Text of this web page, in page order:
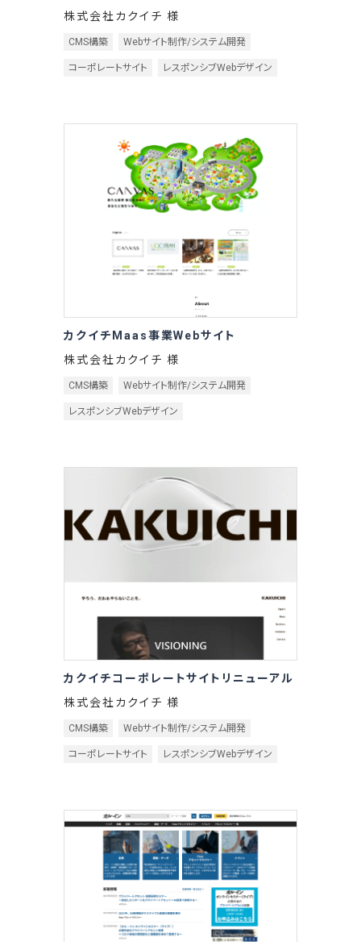
株式会社カクイチ 様
CMS構築 Webサイト制作/システム開発
コーポレートサイト レスポンシブWebデザイン
カクイチMaas事業Webサイト
株式会社カクイチ 様
CMS構築 Webサイト制作/システム開発
レスポンシブWebデザイン
カクイチコーポレートサイトリニューアル
株式会社カクイチ 様
CMS構築 Webサイト制作/システム開発
コーポレートサイト レスポンシブWebデザイン